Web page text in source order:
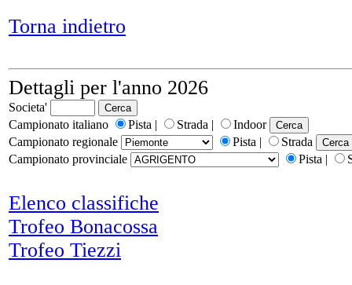
Torna indietro
Dettagli per l'anno 2026
Societa'
Campionato italiano
Pista | Strada |
Indoor
Campionato regionale
Pista |
Strada
Campionato provinciale
Pista |
Elenco classifiche
Trofeo Bonacossa
Trofeo Tiezzi